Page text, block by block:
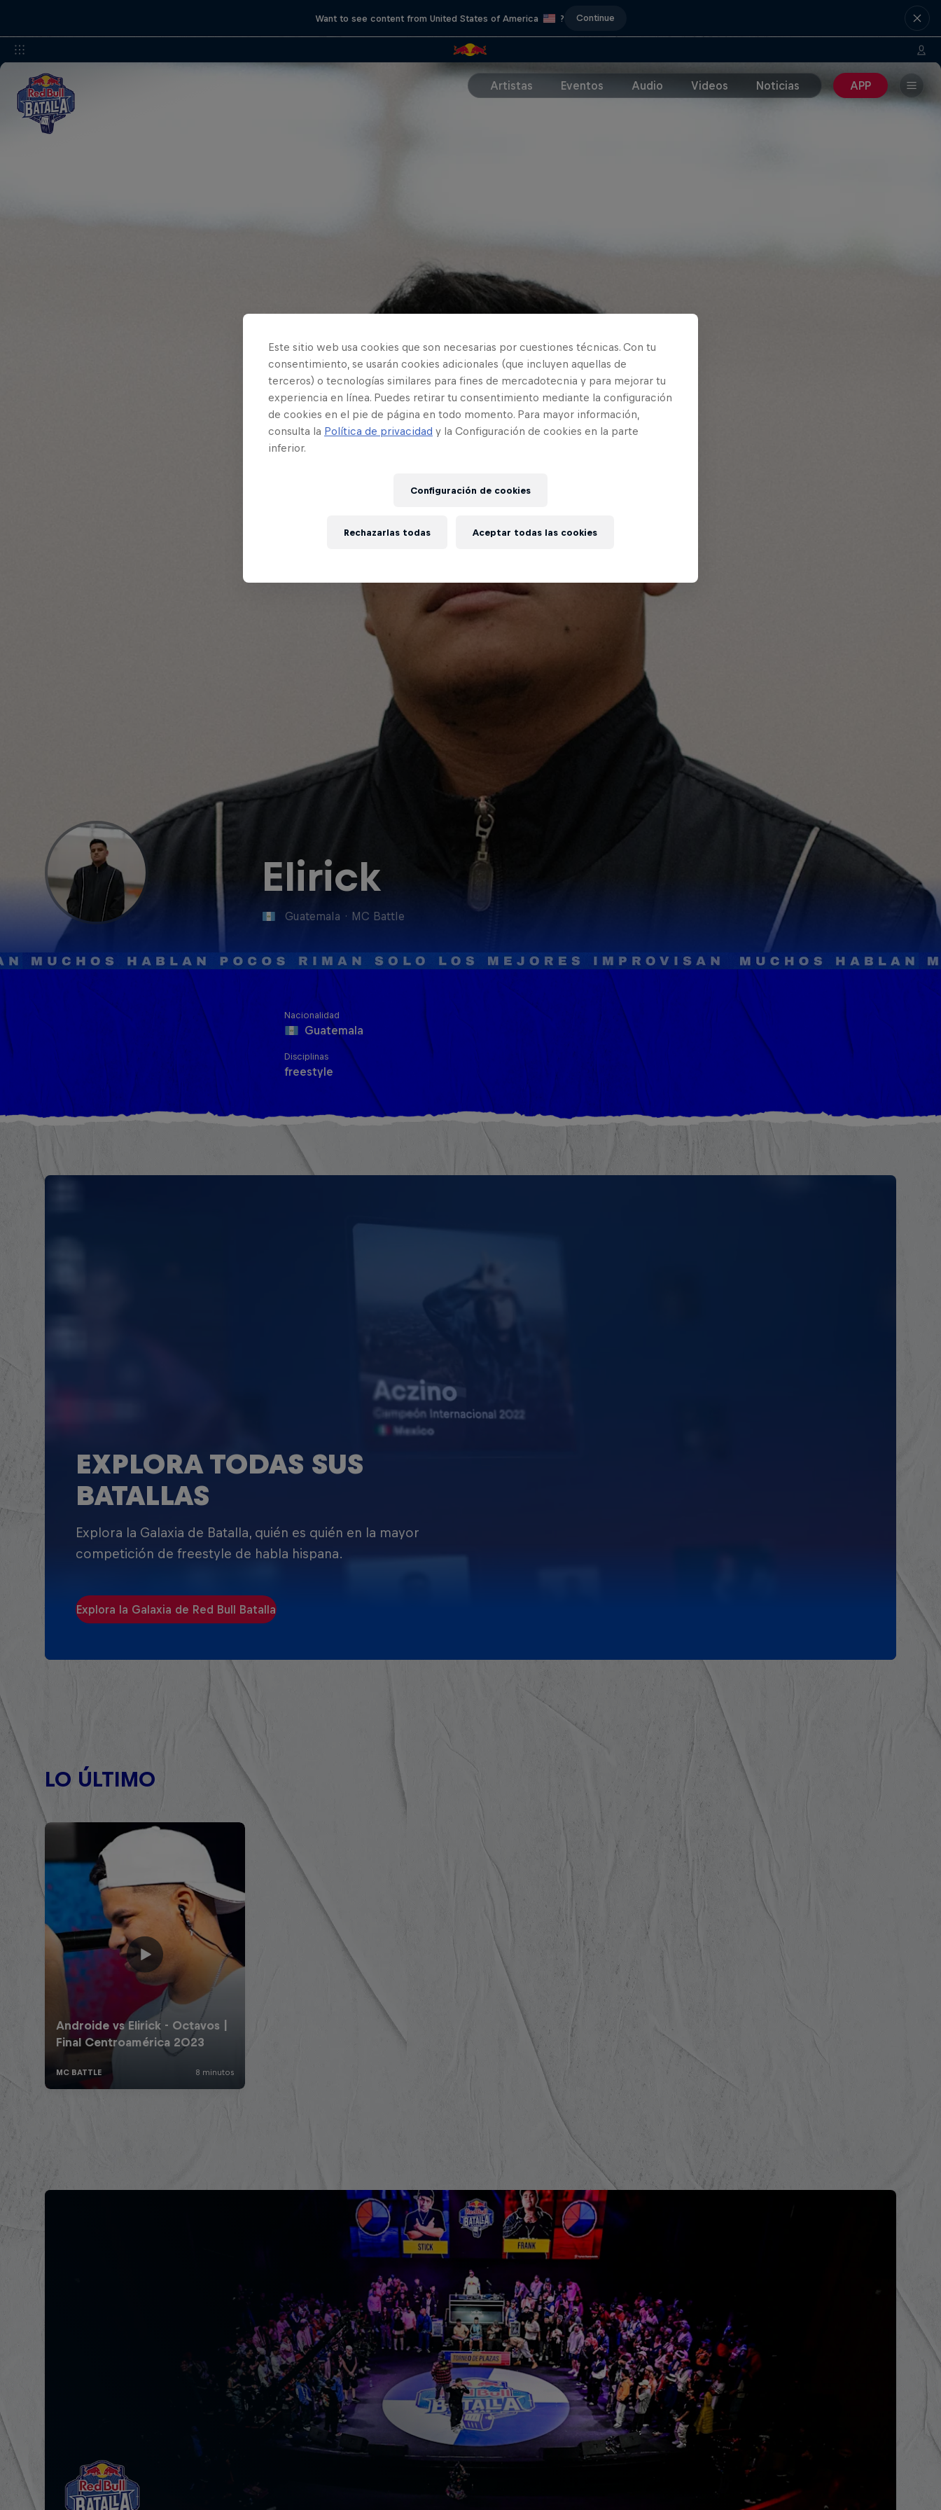
Want to see content from United States of America ? Continue
Artistas Eventos Audio Videos Noticias APP
Elirick
Guatemala · MC Battle
Nacionalidad
Guatemala
Disciplinas
freestyle
EXPLORA TODAS SUS
BATALLAS
Explora la Galaxia de Batalla, quién es quién en la mayor
competición de freestyle de habla hispana.
Explora la Galaxia de Red Bull Batalla
LO ÚLTIMO
Este sitio web usa cookies que son necesarias por cuestiones técnicas. Con tu
consentimiento, se usarán cookies adicionales (que incluyen aquellas de
terceros) o tecnologías similares para fines de mercadotecnia y para mejorar tu
experiencia en línea. Puedes retirar tu consentimiento mediante la configuración
de cookies en el pie de página en todo momento. Para mayor información,
consulta la Política de privacidad y la Configuración de cookies en la parte
inferior.
Configuración de cookies
Rechazarlas todas Aceptar todas las cookies